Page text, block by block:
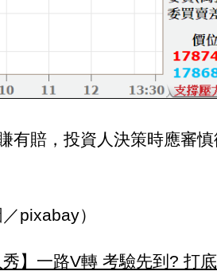
有賠，投資人決策時應審
pixabay）
】一路V轉 考驗先到? 打